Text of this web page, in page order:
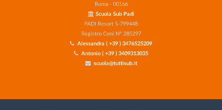
Roma - 00166
Scuola Sub Padi
PADI Resort S-799448
Registro Coni N° 285297
Alessandra ( +39 ) 3476525209
Antonio ( +39 ) 3409313035
scuola@tuttisub.it